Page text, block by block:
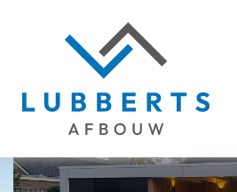
Timmer en metselwerk
Tegelwerk
Verbouw